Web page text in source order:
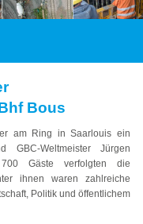
Bous
am Ring in Saarlouis ein
GBC-Weltmeister Jürgen
Gäste verfolgten die
ihnen waren zahlreiche
Politik und öffentlichem